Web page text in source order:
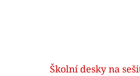
Školní desky na